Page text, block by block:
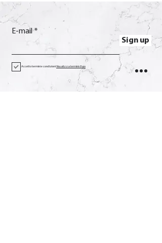
E-mail
Sign up
Accetto termini e condizioniVisualizza termini d'uso